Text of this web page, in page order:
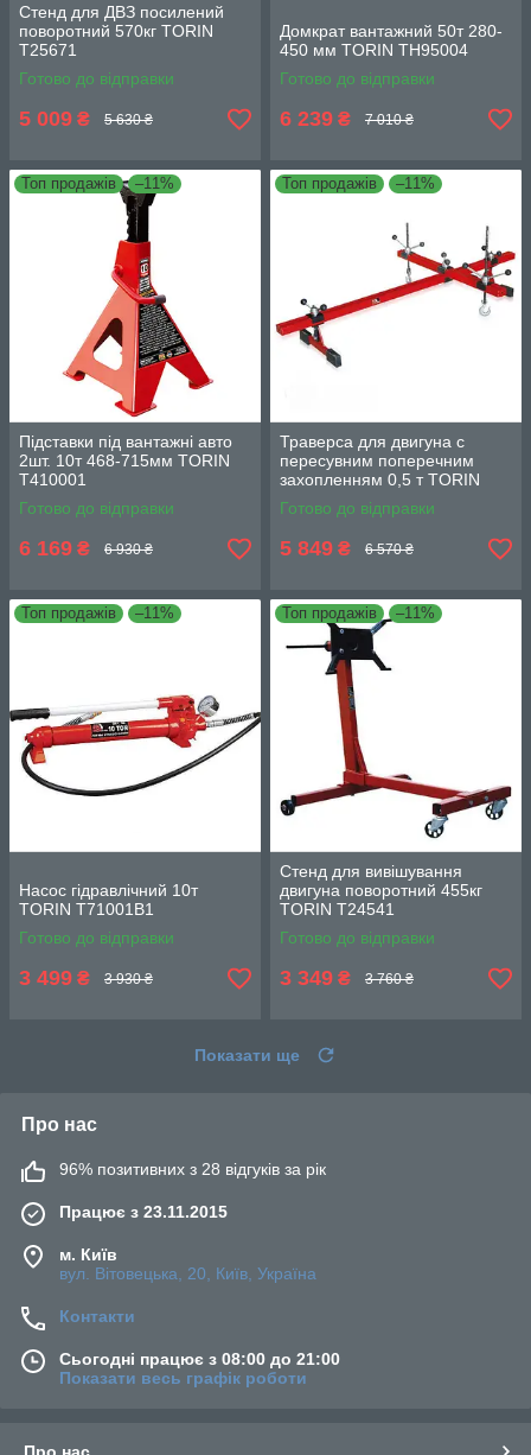
Стенд для ДВЗ посилений
поворотний 570кг TORIN
T25671
Готово до відправки
5 009 ₴ 5 630 ₴
Домкрат вантажний 50т 280-
450 мм TORIN TH95004
Готово до відправки
6 239 ₴ 7 010 ₴
Топ продажів –11%
Підставки під вантажні авто
2шт. 10т 468-715мм TORIN
T410001
Готово до відправки
6 169 ₴ 6 930 ₴
Топ продажів –11%
Траверса для двигуна c
пересувним поперечним
захопленням 0,5 т TORIN
TRW04006
Готово до відправки
5 849 ₴ 6 570 ₴
Топ продажів –11%
Насос гідравлічний 10т
TORIN T71001B1
Готово до відправки
3 499 ₴ 3 930 ₴
Топ продажів –11%
Стенд для вивішування
двигуна поворотний 455кг
TORIN T24541
Готово до відправки
3 349 ₴ 3 760 ₴
Показати ще
Про нас
96% позитивних з 28 відгуків за рік
Працює з 23.11.2015
м. Київ
вул. Вітовецька, 20, Київ, Україна
Контакти
Сьогодні працює з 08:00 до 21:00
Показати весь графік роботи